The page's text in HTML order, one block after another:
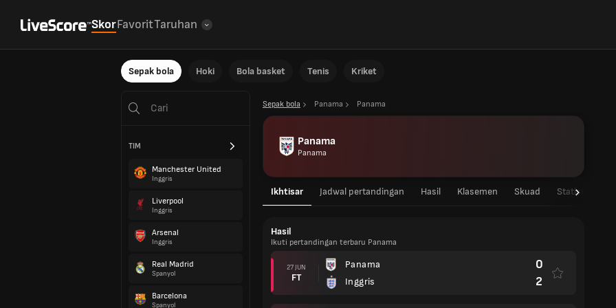
SkorFavoritTaruhan
Sepak bola Hoki Bola basket Tenis Kriket
TIM
Manchester United
Inggris
Liverpool
Inggris
Arsenal
Inggris
Real Madrid
Spanyol
Barcelona
Spanyol
Sepak bola Panama Panama
Panama
Panama
Ikhtisar Jadwal pertandingan Hasil Klasemen Skuad Statistik
Hasil
Ikuti pertandingan terbaru Panama
27 JUN
FT
Panama
Inggris
0
2